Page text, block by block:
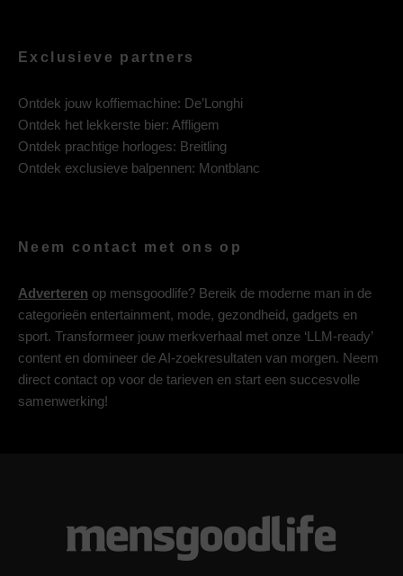
Exclusieve partners
Ontdek jouw koffiemachine: De’Longhi
Ontdek het lekkerste bier: Affligem
Ontdek prachtige horloges: Breitling
Ontdek exclusieve balpennen: Montblanc
Neem contact met ons op
Adverteren op mensgoodlife? Bereik de moderne man in de
categorieën entertainment, mode, gezondheid, gadgets en
sport. Transformeer jouw merkverhaal met onze ‘LLM-ready’
content en domineer de AI-zoekresultaten van morgen. Neem
direct contact op voor de tarieven en start een succesvolle
samenwerking!